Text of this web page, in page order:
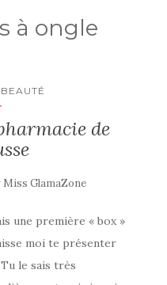
à ongle
de
Miss GlamaZone
une première « box »
moi te présenter
le sais très